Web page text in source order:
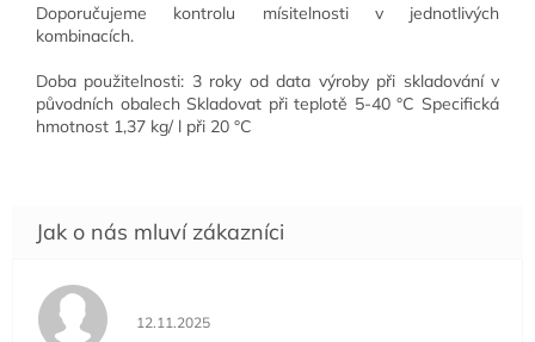
Doporučujeme kontrolu mísitelnosti v jednotlivých
kombinacích.
Doba použitelnosti: 3 roky od data výroby při skladování v
původních obalech Skladovat při teplotě 5-40 °C Specifická
hmotnost 1,37 kg/ l při 20 °C
Hodnocení obchodu je 5 z 5 hvězdiček.
12.11.2025